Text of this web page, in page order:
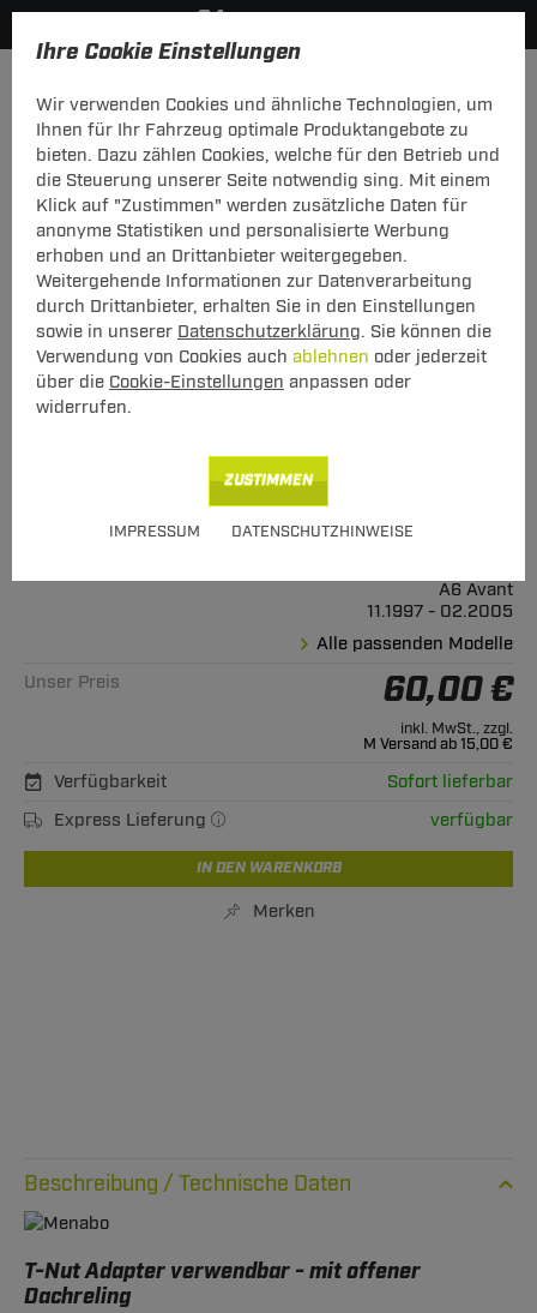
Ihre Cookie Einstellungen
Wir verwenden Cookies und ähnliche Technologien, um
Ihnen für Ihr Fahrzeug optimale Produktangebote zu
bieten. Dazu zählen Cookies, welche für den Betrieb und
die Steuerung unserer Seite notwendig sing. Mit einem
Klick auf "Zustimmen" werden zusätzliche Daten für
anonyme Statistiken und personalisierte Werbung
erhoben und an Drittanbieter weitergegeben.
Weitergehende Informationen zur Datenverarbeitung
durch Drittanbieter, erhalten Sie in den Einstellungen
sowie in unserer Datenschutzerklärung. Sie können die
Verwendung von Cookies auch ablehnen oder jederzeit
über die Cookie-Einstellungen anpassen oder
widerrufen.
IMPRESSUM DATENSCHUTZHINWEISE
ZUSTIMMEN
Hier geht's zur Fahrzeugübersicht: Audi A6 Avant
Menabo Dachträger Sherman Audi A6
Avant 11.1997 - 02.2005
T-Nut Adapter verwendbar - mit offener
Dachreling
T24DATR5135-7
A6 Avant
11.1997 - 02.2005
Alle passenden Modelle
Unser Preis
60,00 €
inkl. MwSt., zzgl.
M Versand ab 15,00 €
Verfügbarkeit
Sofort lieferbar
Express Lieferung
verfügbar
IN DEN WARENKORB
Merken
Technische Daten
T-Nut Adapter verwendbar - mit offener
Dachreling